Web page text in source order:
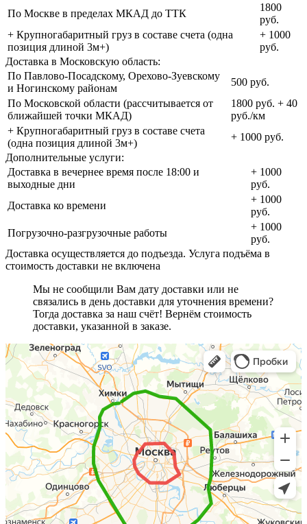
По Москве в пределах МКАД до ТТК
1800
руб.
+ Крупногабаритный груз в составе счета (одна
позиция длиной 3м+)
+ 1000
руб.
Доставка в Московскую область:
По Павлово-Посадскому, Орехово-Зуевскому
и Ногинскому районам
500 руб.
По Московской области (рассчитывается от
ближайшей точки МКАД)
1800 руб. + 40
руб./км
+ Крупногабаритный груз в составе счета
(одна позиция длиной 3м+)
+ 1000 руб.
Дополнительные услуги:
Доставка в вечернее время после 18:00 и
выходные дни
+ 1000
руб.
Доставка ко времени
+ 1000
руб.
Погрузочно-разгрузочные работы
+ 1000
руб.
Доставка осуществляется до подъезда. Услуга подъёма в
стоимость доставки не включена
Мы не сообщили Вам дату доставки или не
связались в день доставки для уточнения времени?
Тогда доставка за наш счёт! Вернём стоимость
доставки, указанной в заказе.